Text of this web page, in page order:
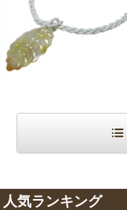
人気ランキング